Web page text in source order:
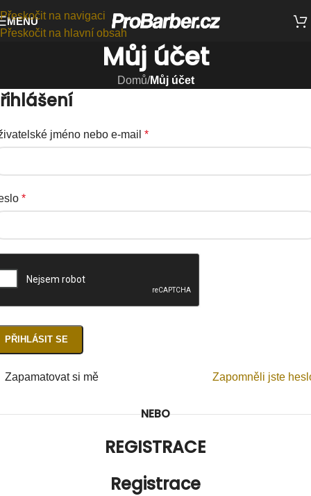
Přeskočit na navigaci
Přeskočit na hlavní obsah
MENU
Můj účet
Domů/Můj účet
jméno nebo e-mail *
*
PŘIHLÁSIT SE
Zapomněli jste
Zapamatovat si mě
NEBO
REGISTRACE
Registrace